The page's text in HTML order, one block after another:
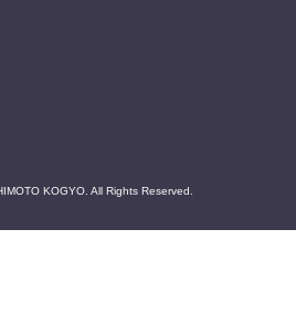
KOGYO. All Rights Reserved.